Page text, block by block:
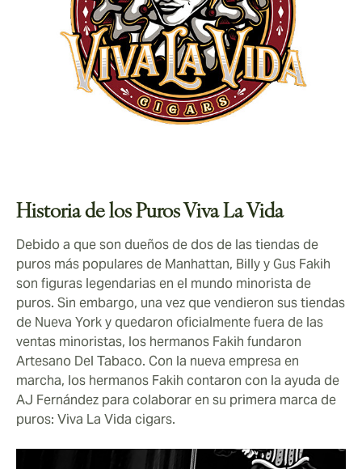
Historia de los Puros Viva La Vida
Debido a que son dueños de dos de las tiendas de
puros más populares de Manhattan, Billy y Gus Fakih
son figuras legendarias en el mundo minorista de
puros. Sin embargo, una vez que vendieron sus tiendas
de Nueva York y quedaron oficialmente fuera de las
ventas minoristas, los hermanos Fakih fundaron
Artesano Del Tabaco. Con la nueva empresa en
marcha, los hermanos Fakih contaron con la ayuda de
AJ Fernández para colaborar en su primera marca de
puros: Viva La Vida cigars.